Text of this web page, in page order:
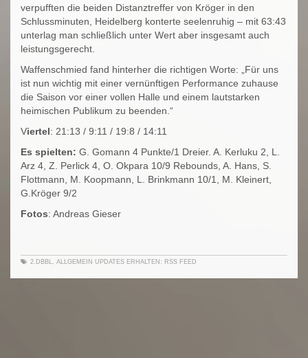
verpufften die beiden Distanztreffer von Kröger in den
Schlussminuten, Heidelberg konterte seelenruhig – mit 63:43
unterlag man schließlich unter Wert aber insgesamt auch
leistungsgerecht.
Waffenschmied fand hinterher die richtigen Worte: „Für uns
ist nun wichtig mit einer vernünftigen Performance zuhause
die Saison vor einer vollen Halle und einem lautstarken
heimischen Publikum zu beenden.“
Viertel: 21:13 / 9:11 / 19:8 / 14:11
Es spielten: G. Gomann 4 Punkte/1 Dreier. A. Kerluku 2, L.
Arz 4, Z. Perlick 4, O. Okpara 10/9 Rebounds, A. Hans, S.
Flottmann, M. Koopmann, L. Brinkmann 10/1, M. Kleinert,
G.Kröger 9/2
Fotos: Andreas Gieser
2.DBBL ALLGEMEIN UPDATES ERHALTEN: RSS FEED